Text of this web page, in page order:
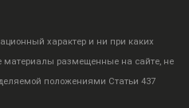
характер и ни при каких
размещенные на сайте, не
положениями Статьи 437